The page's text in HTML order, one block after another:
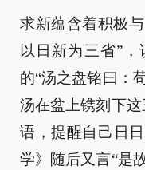
求新蕴含着积极
以日新为三省”
的“汤之盘铭曰：
汤在盆上镌刻下
语，提醒自己日
学》随后又言“是